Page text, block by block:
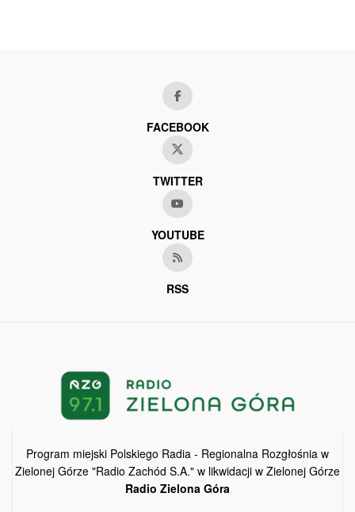
FACEBOOK
TWITTER
YOUTUBE
RSS
Program miejski Polskiego Radia - Regionalna Rozgłośnia w
Zielonej Górze "Radio Zachód S.A." w likwidacji w Zielonej Górze
Radio Zielona Góra